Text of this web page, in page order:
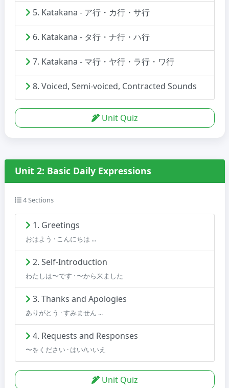
5. Katakana - ア行・カ行・サ行
6. Katakana - タ行・ナ行・ハ行
7. Katakana - マ行・ヤ行・ラ行・ワ行
8. Voiced, Semi-voiced, Contracted Sounds
Unit Quiz
Unit 2: Basic Daily Expressions
4 Sections
1. Greetings
おはよう · こんにちは ...
2. Self-Introduction
わたしは〜です · 〜から来ました
3. Thanks and Apologies
ありがとう · すみません ...
4. Requests and Responses
〜をください · はい/いいえ
Unit Quiz